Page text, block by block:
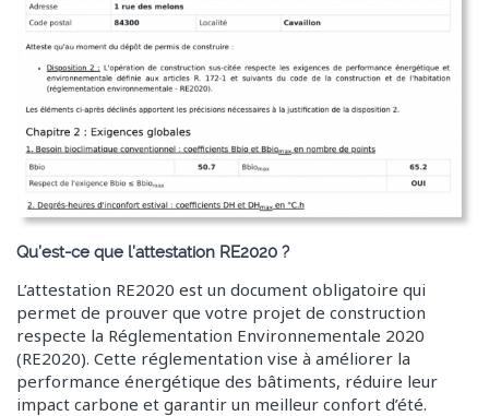
Vidéos calculs de ponts thermiques
Comment Obtenir l’attestation Bbio
Notes de version du logiciel
Mon Compte
Forum
Utilisation de Comme Un Thermicien
Application des RE2020 et RT2012
Qu’est-ce que l’attestation RE2020 ?
L’attestation RE2020 est un document obligatoire qui
permet de prouver que votre projet de construction
respecte la Réglementation Environnementale 2020
(RE2020). Cette réglementation vise à améliorer la
performance énergétique des bâtiments, réduire leur
impact carbone et garantir un meilleur confort d’été.